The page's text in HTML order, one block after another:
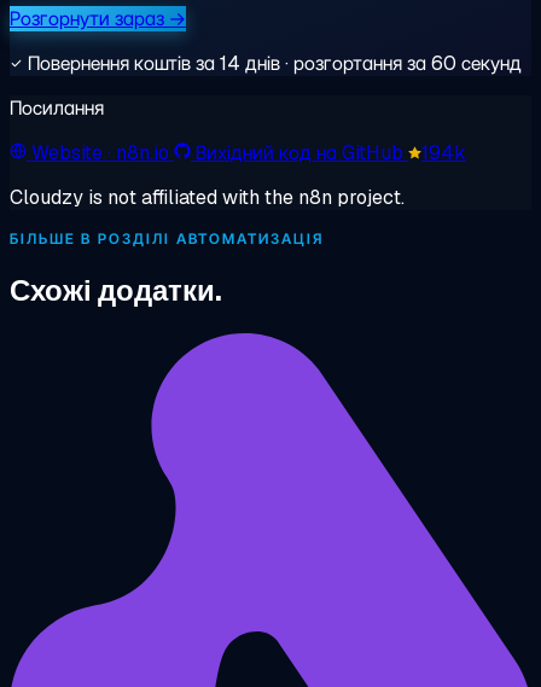
Розгорнути зараз →
Повернення коштів за 14 днів · розгортання за 60 секунд
Посилання
Website· n8n.io Вихідний код на GitHub
194k
Cloudzy is not affiliated with the n8n project.
БІЛЬШЕ В РОЗДІЛІ АВТОМАТИЗАЦІЯ
Схожі додатки.